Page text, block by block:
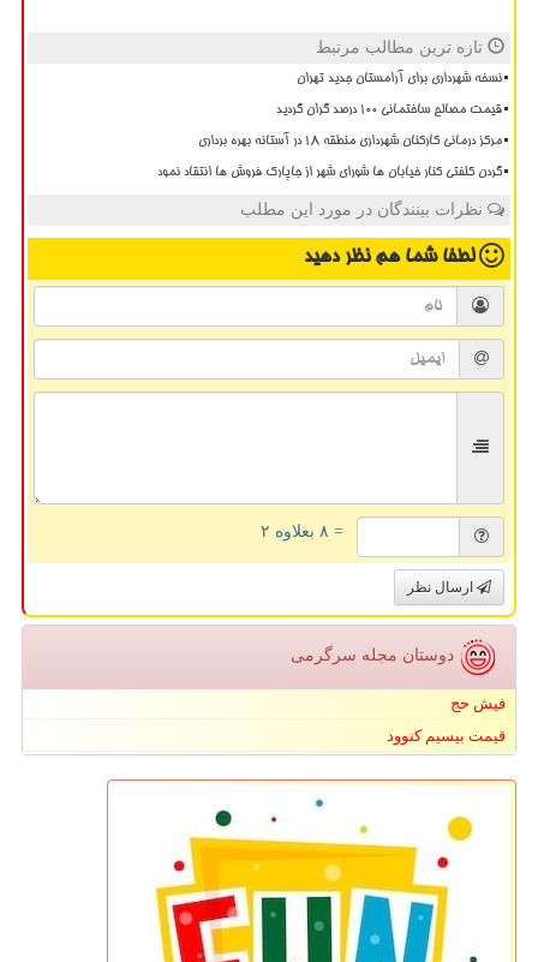
تازه ترین مطالب مرتبط
نسخه شهرداری برای آرامستان جدید تهران
قیمت مصالح ساختمانی ۱۰۰ درصد گران گردید
مرکز درمانی کارکنان شهرداری منطقه ۱۸ در آستانه بهره برداری
گردن کلفتی کنار خیابان ها شورای شهر از جاپارک فروش ها انتقاد نمود
نظرات بینندگان در مورد این مطلب
لطفا شما همنظر دهید
= ۸ بعلاوه ۲
ارسال نظر
دوستان مجله سرگرمی
فیش حج
قیمت بیسیم کنوود